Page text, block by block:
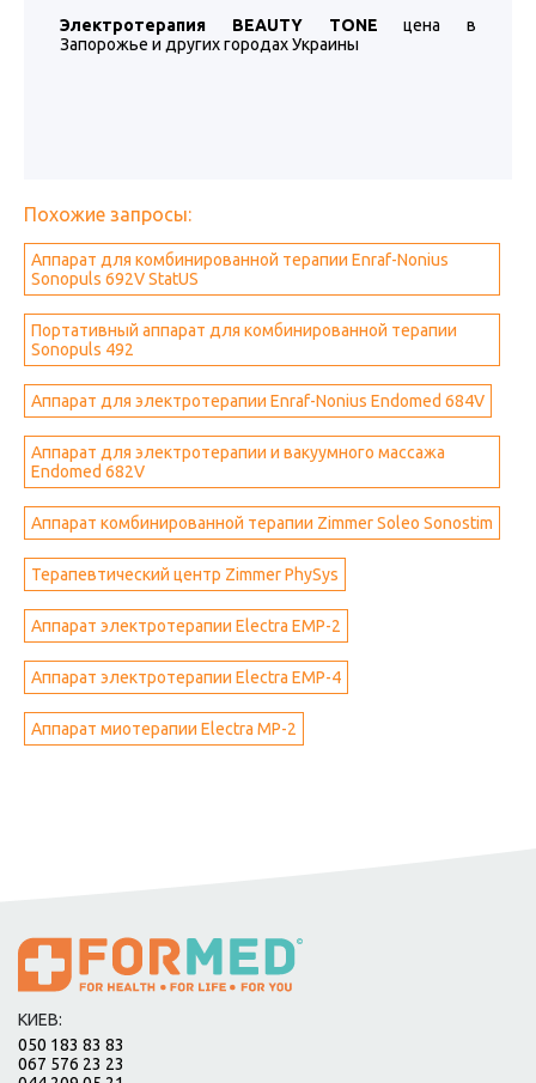
Электротерапия BEAUTY TONEцена в
Запорожье и других городах Украины
Похожие запросы:
Аппарат для комбинированной терапии Enraf-Nonius
Sonopuls 692V StatUS
Портативный аппарат для комбинированной терапии
Sonopuls 492
Аппарат для электротерапии Enraf-Nonius Endomed 684V
Аппарат для электротерапии и вакуумного массажа
Endomed 682V
Аппарат комбинированной терапии Zimmer Soleo Sonostim
Терапевтический центр Zimmer PhySys
Аппарат электротерапии Electra ЕМР-2
Аппарат электротерапии Electra ЕМР-4
Аппарат миотерапии Electra МР-2
КИЕВ:
050 183 83 83
067 576 23 23